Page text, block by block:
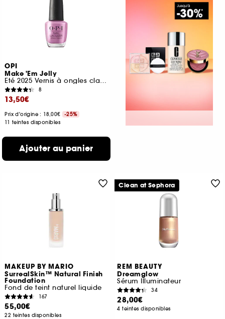
OPI
Make 'Em Jelly
Eté 2025 Vernis à ongles classique tenue jusqu'à 7 jours
8
13,50€
Prix d'origine : 18,00€
-25%
11 teintes disponibles
Ajouter au panier
MAKEUP BY MARIO
SurrealSkin™ Natural Finish
Foundation
Fond de teint naturel liquide
167
55,00€
22 teintes disponibles
REM BEAUTY
Dreamglow
Sérum Illuminateur
34
28,00€
4 teintes disponibles
Clean at Sephora